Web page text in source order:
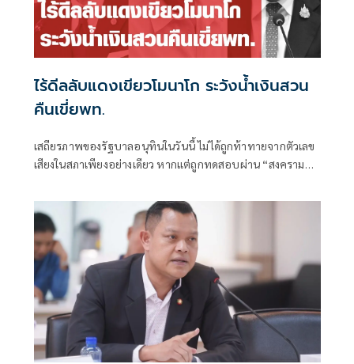
ไร้ดีลลับแดงเขียวโมนาโก ระวังน้ำเงินสวน
คืนเขี่ยพท.
เสถียรภาพของรัฐบาลอนุทินในวันนี้ ไม่ได้ถูกท้าทายจากตัวเลข
เสียงในสภาเพียงอย่างเดียว หากแต่ถูกทดสอบผ่าน “สงคราม
ข่ายอำนาจของพรรคภูมิใจไทย